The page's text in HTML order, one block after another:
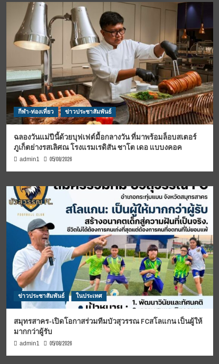
กีฬา-ท่องเที่ยว ข่าวประชาสัมพันธ์
ฉลองวันแม่ปีนี้ด้วยบุฟเฟต์มื้อกลางวัน ที่มาพร้อมล็อบสเตอร์
ภูเก็ตย่างรสเลิศณ โรงแรมเรดิสัน ชาโต เดอ แบบงคอค
admin1 05/08/2026
ข่าวประชาสัมพันธ์ ในประเทศ
สมุทรสาคร-เปิดโอกาสร่วมทีมบัวสุวรรณ FCสโลแกน เป็นผู้ให้
มากกว่าผู้รับ
admin1 05/08/2026